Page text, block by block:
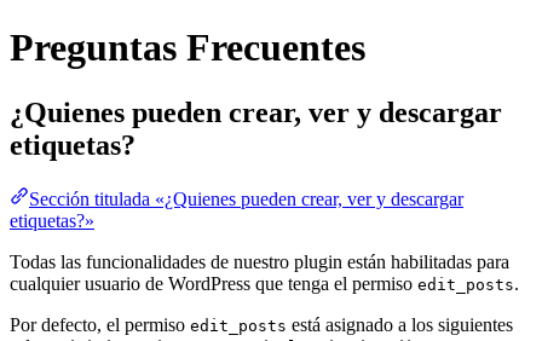
Preguntas Frecuentes
¿Quienes pueden crear, ver y descargar
etiquetas?
Sección titulada «¿Quienes pueden crear, ver y descargar
etiquetas?»
Todas las funcionalidades de nuestro plugin están habilitadas para
cualquier usuario de WordPress que tenga el permiso edit_posts.
Por defecto, el permiso edit_posts está asignado a los siguientes